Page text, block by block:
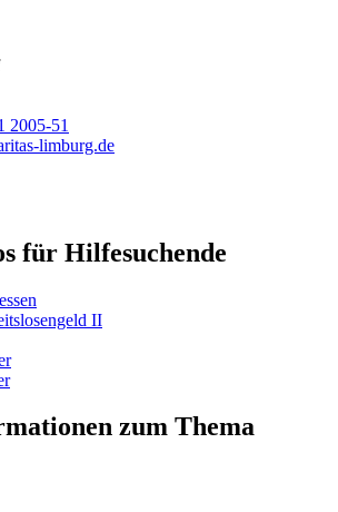
2005-51
limburg.de
für Hilfesuchende
II
zum Thema